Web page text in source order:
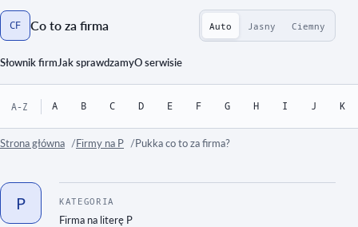
CF Co to za firma
Strona główna
Słownik firmJak sprawdzamyO serwisie
Auto Jasny Ciemny
A-Z A B C D E F G H I J K
Strona główna Firmy na P Pukka co to za firma?
P KATEGORIA
Firma na literę P